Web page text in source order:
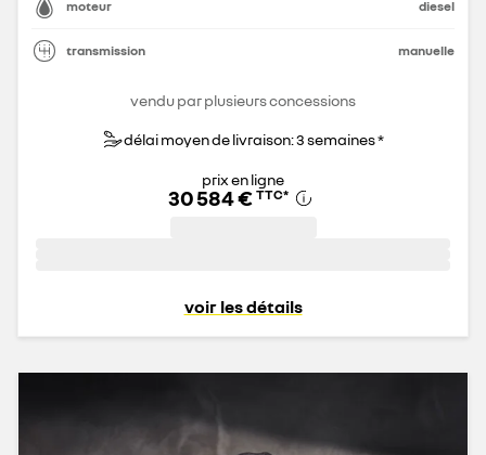
moteur diesel
transmission manuelle
vendu par plusieurs concessions
délai moyen de livraison: 3 semaines *
prix en ligne
30 584 € TTC*
voir les détails